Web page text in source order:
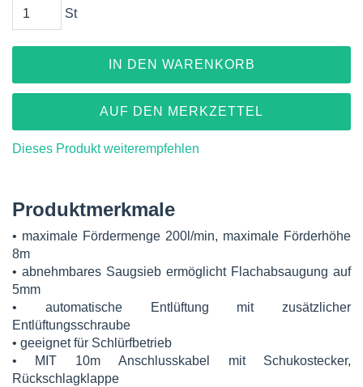
St
IN DEN WARENKORB
AUF DEN MERKZETTEL
Dieses Produkt weiterempfehlen
Produktmerkmale
• maximale Fördermenge 200l/min, maximale Förderhöhe
8m
• abnehmbares Saugsieb ermöglicht Flachabsaugung auf
5mm
• automatische Entlüftung mit zusätzlicher
Entlüftungsschraube
• geeignet für Schlürfbetrieb
• MIT 10m Anschlusskabel mit Schukostecker,
Rückschlagklappe